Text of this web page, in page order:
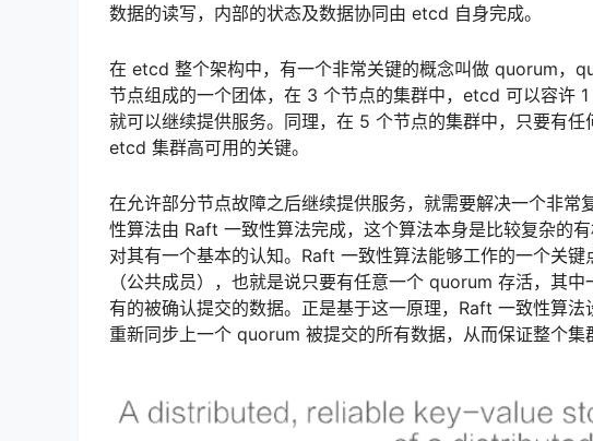
数据的读写，内部的状态及数据协同由 etcd 自身完成。
在 etcd 整个架构中，有一个非常关键的概念叫做 quorum，
节点组成的一个团体，在 3 个节点的集群中，etcd 可以容许
就可以继续提供服务。同理，在 5 个节点的集群中，只要有
etcd 集群高可用的关键。
在允许部分节点故障之后继续提供服务，就需要解决一个非
性算法由 Raft 一致性算法完成，这个算法本身是比较复杂的
对其有一个基本的认知。Raft 一致性算法能够工作的一个关
（公共成员），也就是说只要有任意一个 quorum 存活，其
有的被确认提交的数据。正是基于这一原理，Raft 一致性算
重新同步上一个 quorum 被提交的所有数据，从而保证整个集